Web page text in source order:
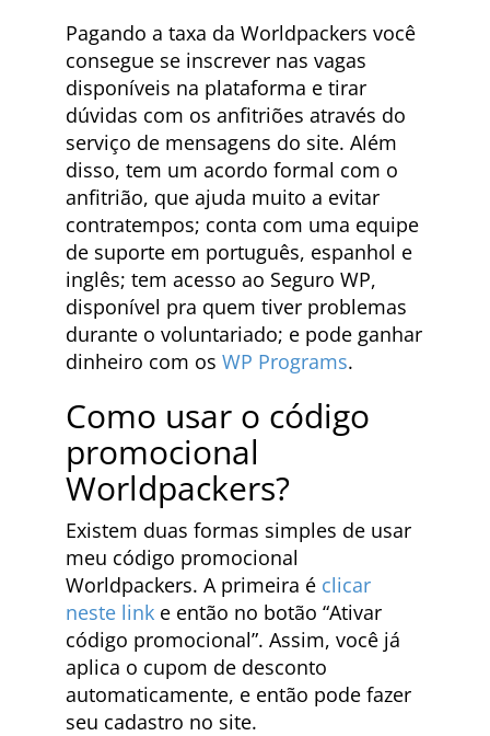
Pagando a taxa da Worldpackers você
consegue se inscrever nas vagas
disponíveis na plataforma e tirar
dúvidas com os anfitriões através do
serviço de mensagens do site. Além
disso, tem um acordo formal com o
anfitrião, que ajuda muito a evitar
contratempos; conta com uma equipe
de suporte em português, espanhol e
inglês; tem acesso ao Seguro WP,
disponível pra quem tiver problemas
durante o voluntariado; e pode ganhar
dinheiro com os WP Programs.
Como usar o código
promocional
Worldpackers?
Existem duas formas simples de usar
meu código promocional
Worldpackers. A primeira é clicar
neste link e então no botão “Ativar
código promocional”. Assim, você já
aplica o cupom de desconto
automaticamente, e então pode fazer
seu cadastro no site.